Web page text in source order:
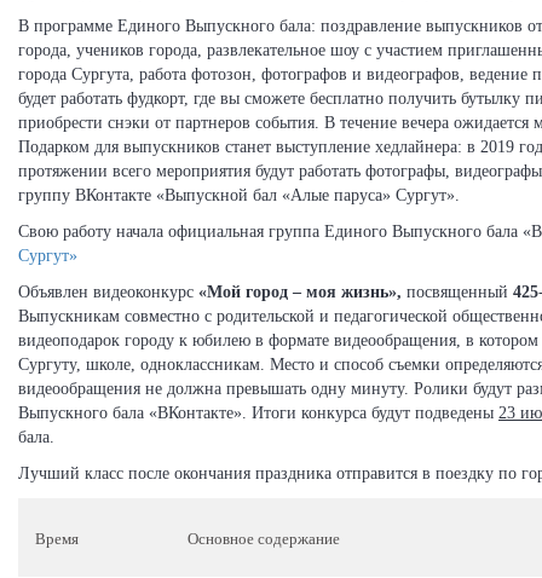
В программе Единого Выпускного бала: поздравление выпускников
города, учеников города, развлекательное шоу с участием
города Сургута, работа фотозон, фотографов и видеографов,
будет работать фудкорт, где вы сможете бесплатно получить бутылку
приобрести снэки от партнеров события. В течение вечера
Подарком для выпускников станет выступление хедлайнера: в 2019
протяжении всего мероприятия будут работать фотографы,
группу ВКонтакте «Выпускной бал «Алые паруса» Сургут».
Свою работу начала официальная группа Единого Выпускного бала
Сургут»
Объявлен видеоконкурс «Мой город – моя жизнь», посвященный 425
Выпускникам совместно с родительской и педагогической
видеоподарок городу к юбилею в формате видеообращения, в котором
Сургуту, школе, одноклассникам. Место и способ съемки
видеообращения не должна превышать одну минуту. Ролики будут
Выпускного бала «ВКонтакте». Итоги конкурса будут подведены 23
бала.
Лучший класс после окончания праздника отправится в поездку по
Время Основное содержание